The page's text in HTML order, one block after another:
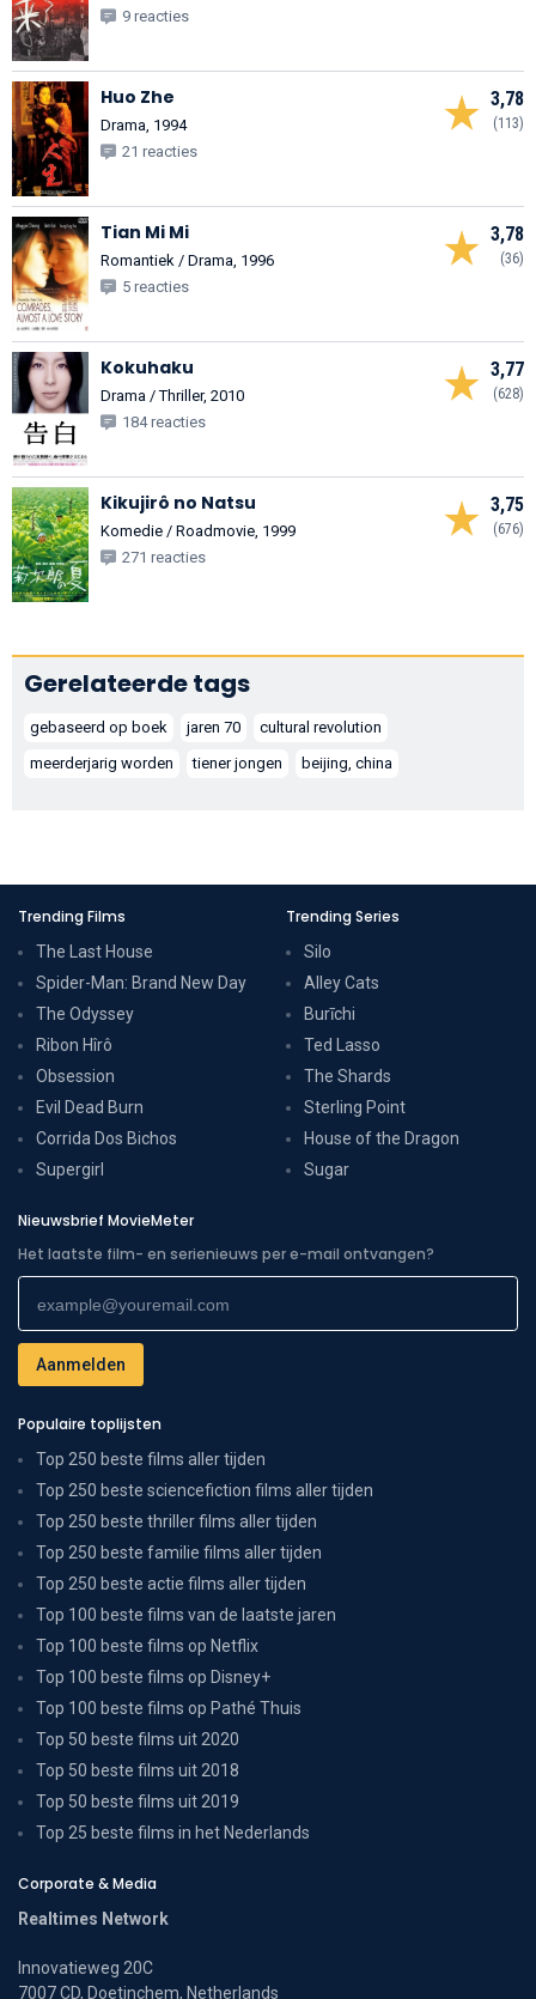
9 reacties
3,78
(113)
Huo Zhe
Drama, 1994
21 reacties
3,78
(36)
Tian Mi Mi
Romantiek / Drama, 1996
5 reacties
3,77
(628)
Kokuhaku
Drama / Thriller, 2010
184 reacties
3,75
(676)
Kikujirô no Natsu
Komedie / Roadmovie, 1999
271 reacties
Gerelateerde tags
gebaseerd op boek jaren 70
cultural revolution
meerderjarig worden
tiener jongen beijing, china
Trending Films
The Last House
Spider-Man: Brand New Day
The Odyssey
Ribon Hîrô
Obsession
Evil Dead Burn
Corrida Dos Bichos
Supergirl
Trending Series
Silo
Alley Cats
Burīchi
Ted Lasso
The Shards
Sterling Point
House of the Dragon
Sugar
Nieuwsbrief MovieMeter
Het laatste film- en serienieuws per e-mail ontvangen?
Populaire toplijsten
Top 250 beste films aller tijden
Top 250 beste sciencefiction films aller tijden
Top 250 beste thriller films aller tijden
Top 250 beste familie films aller tijden
Top 250 beste actie films aller tijden
Top 100 beste films van de laatste jaren
Top 100 beste films op Netflix
Top 100 beste films op Disney+
Top 100 beste films op Pathé Thuis
Top 50 beste films uit 2020
Top 50 beste films uit 2018
Top 50 beste films uit 2019
Top 25 beste films in het Nederlands
Corporate & Media
Realtimes Network
Innovatieweg 20C
7007 CD, Doetinchem, Netherlands